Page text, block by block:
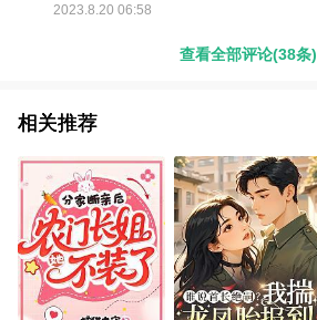
2023.8.20 06:58
查看全部评论(38条)
相关推荐